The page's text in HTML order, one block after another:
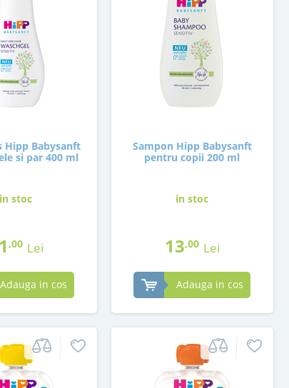
Hipp Babysanft
si par 400 ml
in stoc
,00 Lei
Adauga in cos
Sampon Hipp Babysanft
pentru copii 200 ml
in stoc
13,00 Lei
Adauga in cos